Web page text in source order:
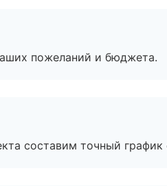
пожеланий и бюджета.
составим точный график